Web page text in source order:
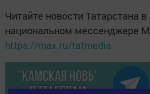
Читайте новости Татарстана в
национальном мессенджере
https://max.ru/tatmedia